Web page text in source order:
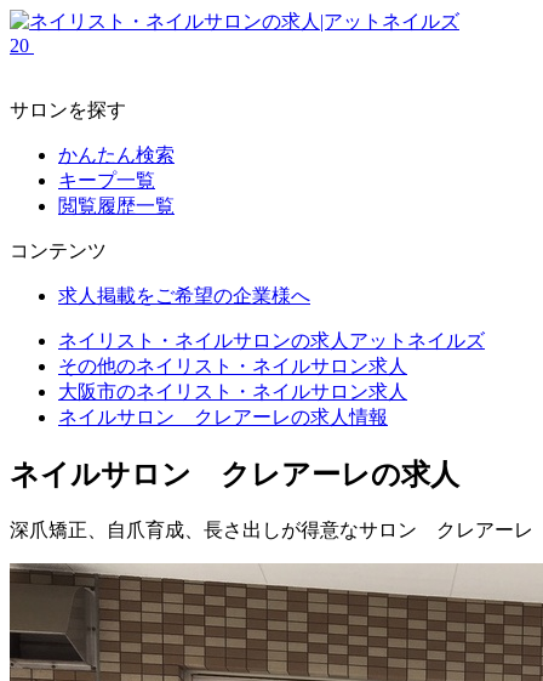
20
サロンを探す
かんたん検索
キープ一覧
閲覧履歴一覧
コンテンツ
求人掲載をご希望の企業様へ
ネイリスト・ネイルサロンの求人アットネイルズ
その他のネイリスト・ネイルサロン求人
大阪市のネイリスト・ネイルサロン求人
ネイルサロン クレアーレの求人情報
ネイルサロン クレアーレの求人
深爪矯正、自爪育成、長さ出しが得意なサロン クレアーレ